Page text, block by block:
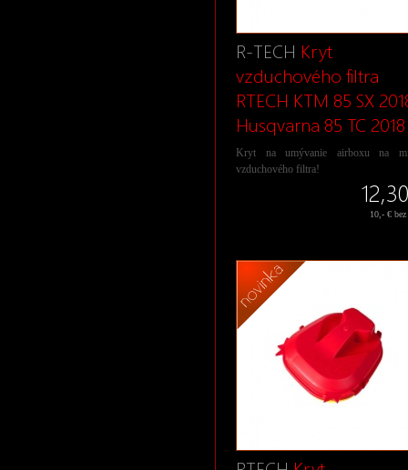
R-TECH Kryt
vzduchového filtra
RTECH KTM 85 SX
Husqvarna 85 TC
Kryt na umývanie airboxu na
vzduchového filtra!
10,- €